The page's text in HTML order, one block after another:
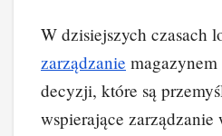
W dzisiejszych czasach
zarządzanie
decyzji, które są
wspierające zarządzanie